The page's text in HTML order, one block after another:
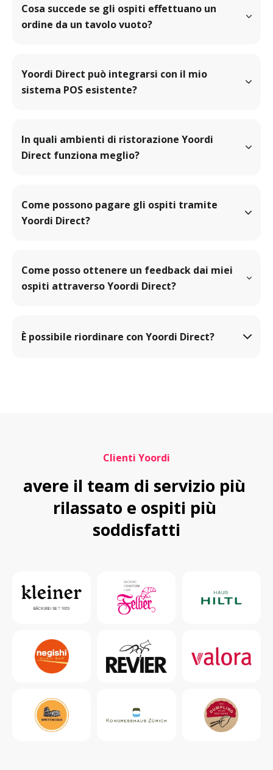
Cosa succede se gli ospiti effettuano un
ordine da un tavolo vuoto?
Yoordi Direct può integrarsi con il mio
sistema POS esistente?
In quali ambienti di ristorazione Yoordi
Direct funziona meglio?
Come possono pagare gli ospiti tramite
Yoordi Direct?
GooglePay, SamsungPay, PayPal.
Come posso ottenere un feedback dai miei
ospiti attraverso Yoordi Direct?
È possibile riordinare con Yoordi Direct?
Clienti Yoordi
avere il team di servizio più
rilassato e ospiti più
soddisfatti